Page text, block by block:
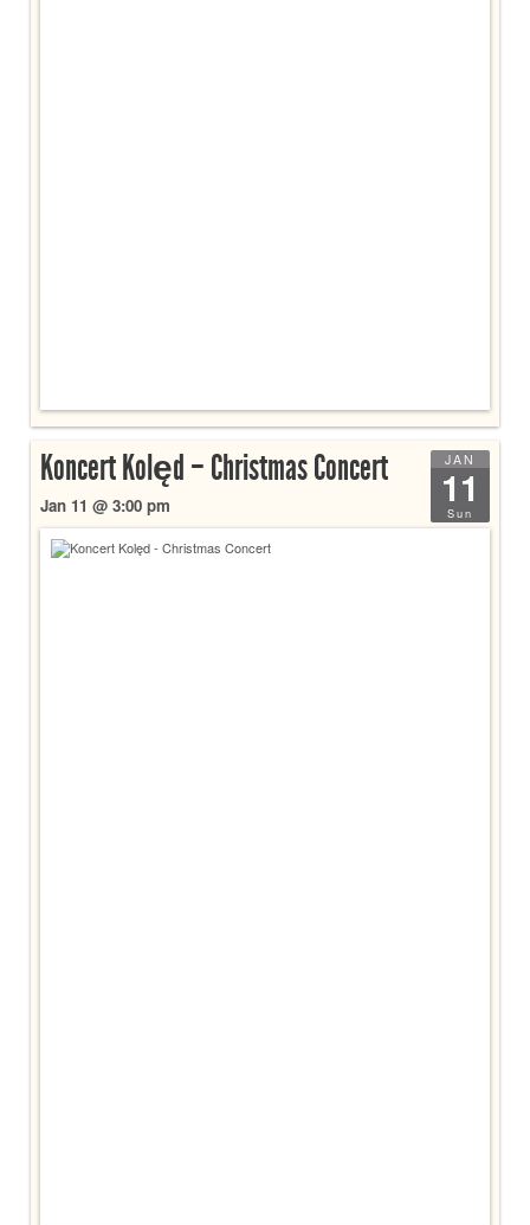
JAN
11
Sun
Koncert Kolęd – Christmas Concert
Jan 11 @ 3:00 pm